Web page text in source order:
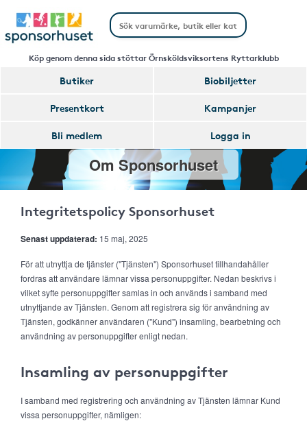
Köp genom denna sida stöttar Örnsköldsviksortens Ryttarklubb
Butiker
Biobiljetter
Presentkort
Kampanjer
Bli medlem
Logga in
Om Sponsorhuset
Integritetspolicy Sponsorhuset
Senast uppdaterad: 15 maj, 2025
För att utnyttja de tjänster ("Tjänsten") Sponsorhuset tillhandahåller
fordras att användare lämnar vissa personuppgifter. Nedan beskrivs i
vilket syfte personuppgifter samlas in och används i samband med
utnyttjande av Tjänsten. Genom att registrera sig för användning av
Tjänsten, godkänner användaren ("Kund") insamling, bearbetning och
användning av personuppgifter enligt nedan.
Insamling av personuppgifter
I samband med registrering och användning av Tjänsten lämnar Kund
vissa personuppgifter, nämligen: